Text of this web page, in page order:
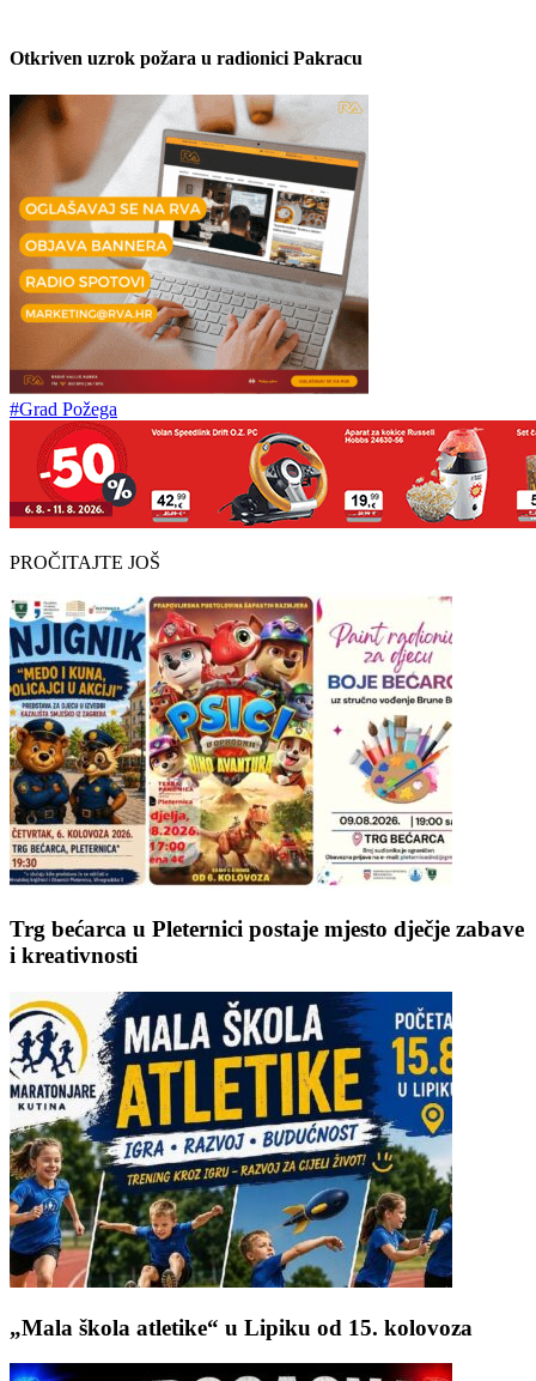
Otkriven uzrok požara u radionici Pakracu
#Grad Požega
PROČITAJTE JOŠ
Trg bećarca u Pleternici postaje mjesto dječje zabave
i kreativnosti
„Mala škola atletike“ u Lipiku od 15. kolovoza